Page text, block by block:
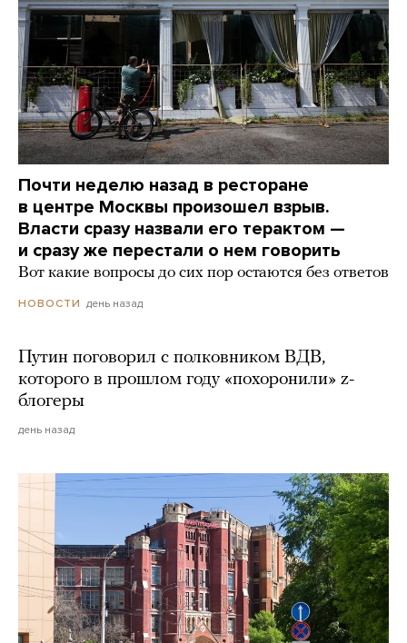
Почти неделю назад в ресторане
в центре Москвы произошел взрыв.
Власти сразу назвали его терактом —
и сразу же перестали о нем говорить
Вот какие вопросы до сих пор остаются без ответов
НОВОСТИ день назад
Путин поговорил с полковником ВДВ,
которого в прошлом году «похоронили» z-
блогеры
день назад